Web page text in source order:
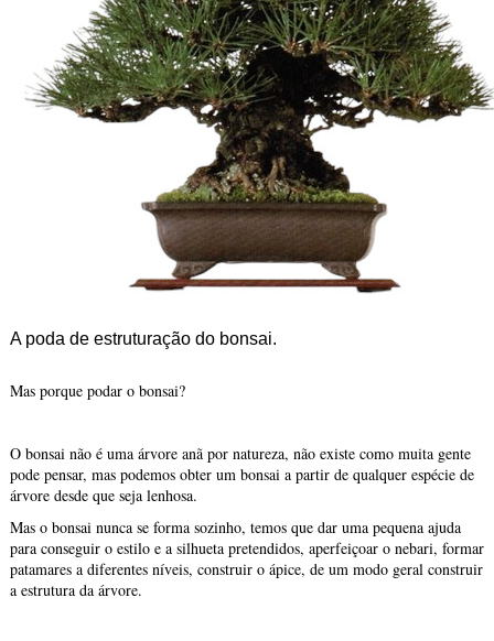
A poda de estruturação do bonsai.
Mas porque podar o bonsai?
O bonsai não é uma árvore anã por natureza, não existe como muita gente
pode pensar, mas podemos obter um bonsai a partir de qualquer espécie de
árvore desde que seja lenhosa.
Mas o bonsai nunca se forma sozinho, temos que dar uma pequena ajuda
para conseguir o estilo e a silhueta pretendidos, aperfeiçoar o nebari, formar
patamares a diferentes níveis, construir o ápice, de um modo geral construir
a estrutura da árvore.